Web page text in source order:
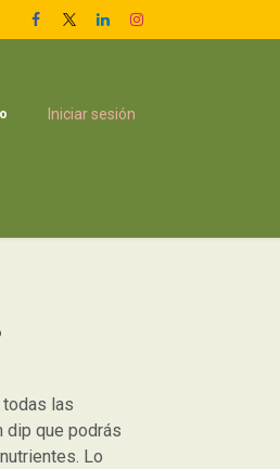
Iniciar sesión
todas las
dip que podrás
Lo